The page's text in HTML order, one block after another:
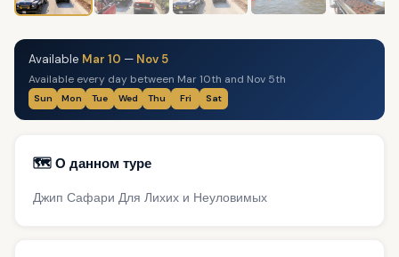
Available Mar 10 — Nov 5
Available every day between Mar 10th and Nov 5th
Sun Mon Tue Wed Thu Fri Sat
🗺️ О данном туре
Джип Сафари Для Лихих и Неуловимых